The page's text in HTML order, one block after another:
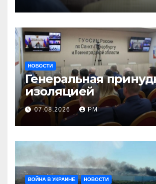
НОВОСТИ
Генеральная
изоляцией
07.08.2026 РМ
ВОЙНА В УКРАИНЕ НОВОСТИ